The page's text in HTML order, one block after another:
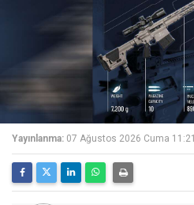
Yayınlanma: 07 Ağustos 2026 Cuma 11:21